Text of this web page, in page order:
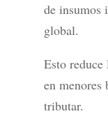
de insumos
global.
Esto reduce
en menores
tributar.